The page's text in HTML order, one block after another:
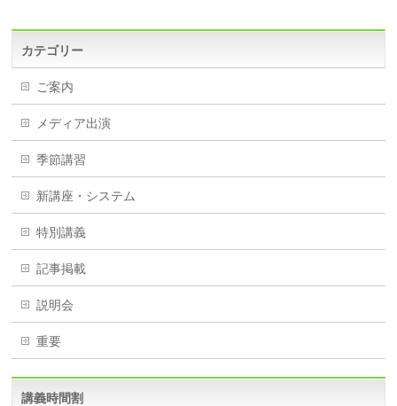
カテゴリー
ご案内
メディア出演
季節講習
新講座・システム
特別講義
記事掲載
説明会
重要
講義時間割